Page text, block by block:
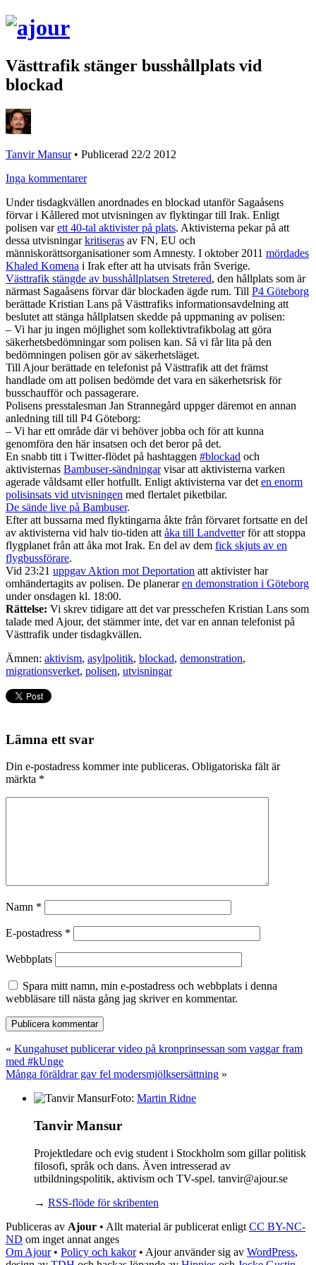
Västtrafik stänger busshållplats vid
blockad
Tanvir Mansur• Publicerad 22/2 2012
Inga kommentarer
Under tisdagkvällen anordnades en blockad utanför Sagaåsens
förvar i Kållered mot utvisningen av flyktingar till Irak. Enligt
polisen varett 40-tal aktivister på plats. Aktivisterna pekar på att
dessa utvisningarkritiseras av FN, EU och
människorättsorganisationer som Amnesty. I oktober 2011 mördades
Khaled Komena i Irak efter att ha utvisats från Sverige.
Västtrafik stängde av busshållplatsen Stretered, den hållplats som är
närmast Sagaåsens förvar där blockaden ägde rum. Till P4 Göteborg
berättade Kristian Lans på Västtrafiks informationsavdelning att
beslutet att stänga hållplatsen skedde på uppmaning av polisen:
– Vi har ju ingen möjlighet som kollektivtrafikbolag att göra
säkerhetsbedömningar som polisen kan. Så vi får lita på den
bedömningen polisen gör av säkerhetsläget.
Till Ajour berättade en telefonist på Västtrafik att det främst
handlade om att polisen bedömde det vara en säkerhetsrisk för
busschaufför och passagerare.
Polisens presstalesman Jan Strannegård uppger däremot en annan
anledning till till P4 Göteborg:
– Vi har ett område där vi behöver jobba och för att kunna
genomföra den här insatsen och det beror på det.
En snabb titt i Twitter-flödet på hashtaggen #blockad och
aktivisternas Bambuser-sändningarvisar att aktivisterna varken
agerade våldsamt eller hotfullt. Enligt aktivisterna var det en enorm
polisinsats vid utvisningen med flertalet piketbilar.
De sände live på Bambuser.
Efter att bussarna med flyktingarna åkte från förvaret fortsatte en del
av aktivisterna vid halv tio-tiden att åka till Landvetter för att stoppa
flygplanet från att åka mot Irak. En del av dem fick skjuts av en
flygbussförare.
Vid 23:21 uppgav Aktion mot Deportation att aktivister har
omhändertagits av polisen. De planeraren demonstration i Göteborg
under onsdagen kl. 18:00.
Rättelse: Vi skrev tidigare att det var presschefen Kristian Lans som
talade med Ajour, det stämmer inte, det var en annan telefonist på
Västtrafik under tisdagkvällen.
Ämnen: aktivism, asylpolitik, blockad, demonstration,
migrationsverket, polisen, utvisningar
Lämna ett svar
Din e-postadress kommer inte publiceras. Obligatoriska fält är
märkta *
Namn *
E-postadress *
Webbplats
Spara mitt namn, min e-postadress och webbplats i denna
webbläsare till nästa gång jag skriver en kommentar.
« Kungahuset publicerar video på kronprinsessan som vaggar fram
med #kUnge
Många föräldrar gav fel modersmjölksersättning »
Foto: Martin Ridne
Tanvir Mansur
Projektledare och evig student i Stockholm som gillar politisk
filosofi, språk och dans. Även intresserad av
utbildningspolitik, aktivism och TV-spel. tanvir@ajour.se
→ RSS-flöde för skribenten
Publiceras av Ajour • Allt material är publicerat enligt CC BY-NC-
ND om inget annat anges
Om Ajour• Policy och kakor• Ajour använder sig av WordPress,